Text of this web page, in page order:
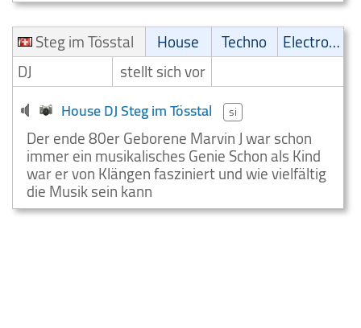
Steg im Tösstal
House Techno
Electronic
DJ
stellt sich vor
House DJ Steg im Tösstal si
Der ende 80er Geborene Marvin J war schon
immer ein musikalisches Genie Schon als Kind
war er von Klängen fasziniert und wie vielfältig
die Musik sein kann